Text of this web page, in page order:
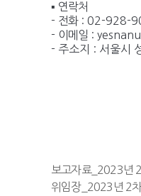
▪ 연락처
- 전화 : 02-928-
- 이메일 :
- 주소지 : 서울시
보고자료_2023년
위임장_2023년 2